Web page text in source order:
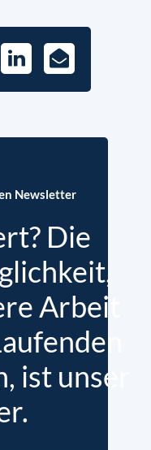
LinkedIn
E-
Mail
Newsletter
Die
Arbeit
ist unser